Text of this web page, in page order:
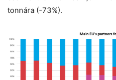
tonnára (-73%).